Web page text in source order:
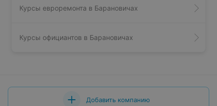
Курсы евроремонта в Барановичах
Курсы официантов в Барановичах
Добавить компанию